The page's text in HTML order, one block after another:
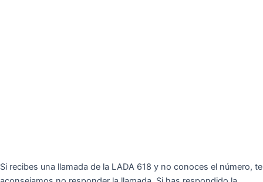
Si recibes una llamada de la LADA 618 y no conoces el número, te